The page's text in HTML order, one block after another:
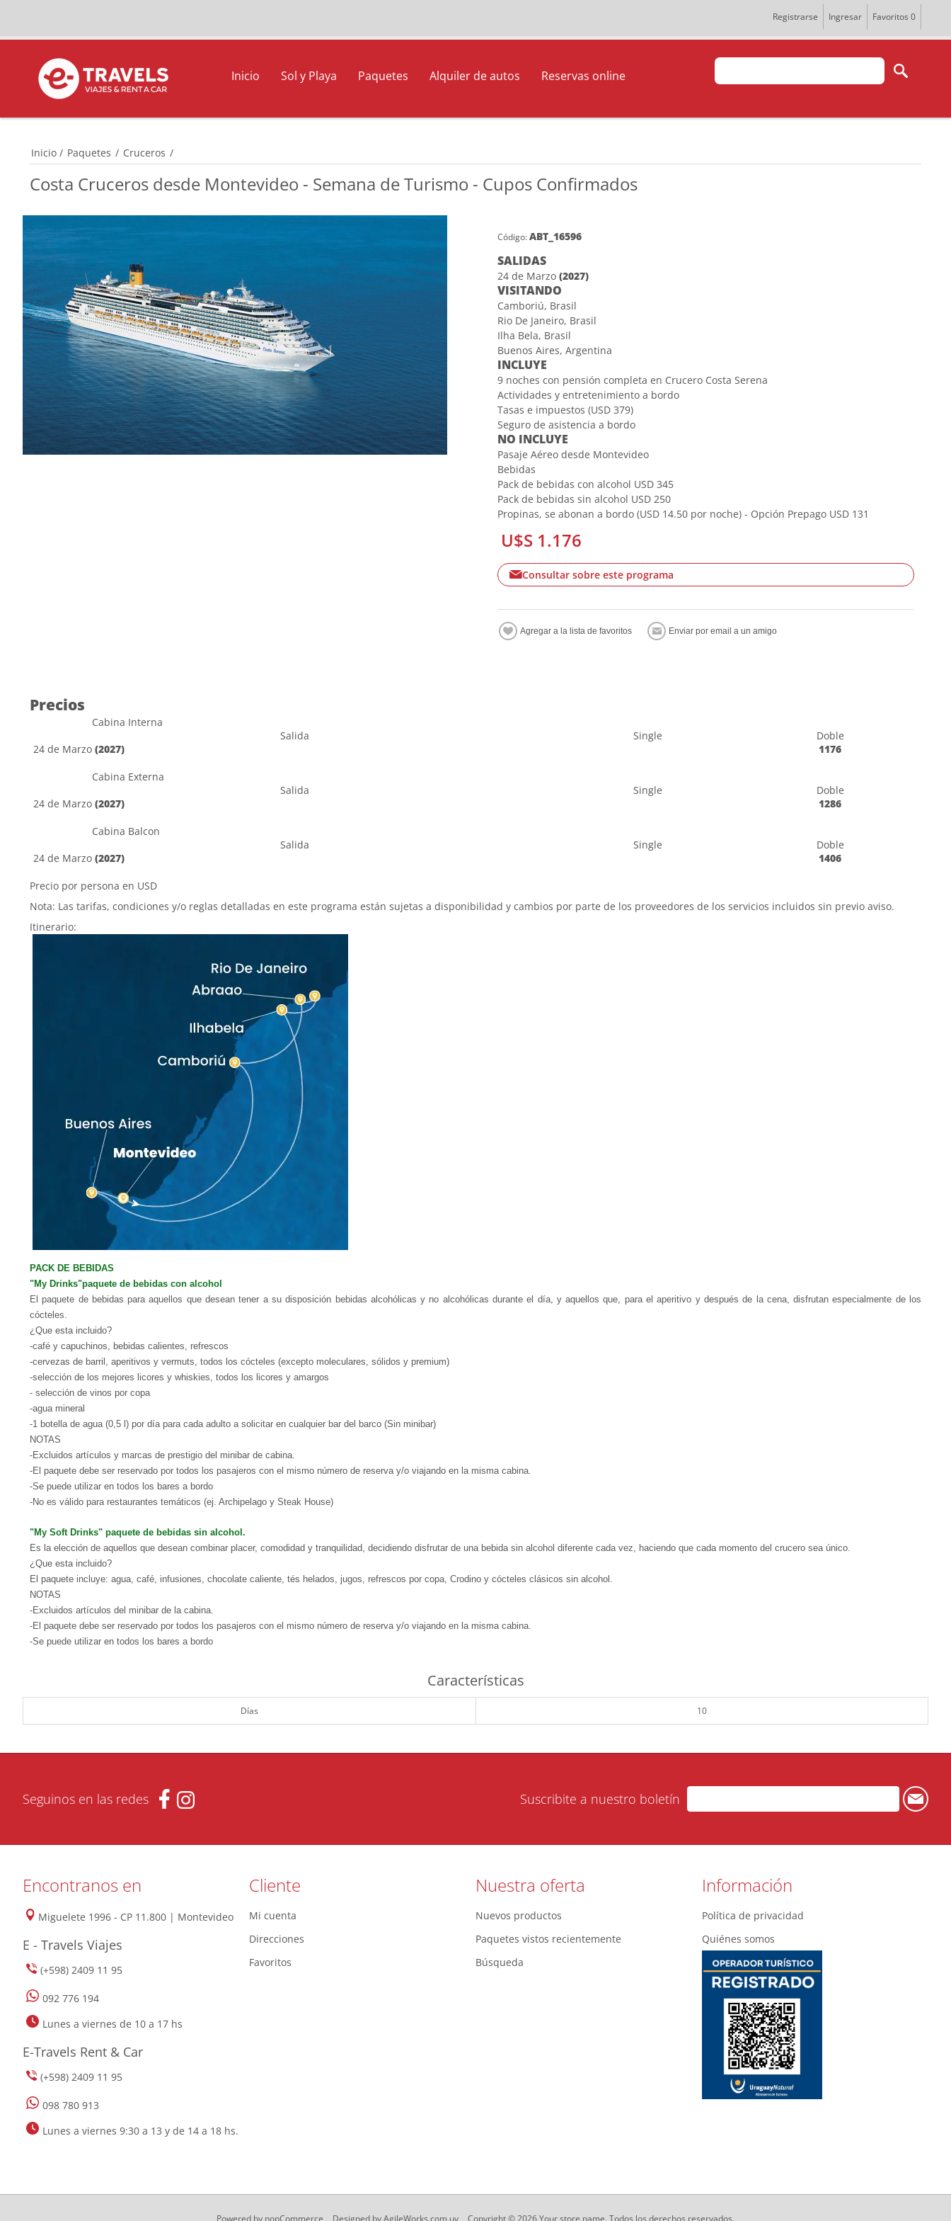
Registrarse Ingresar Favoritos 0
Inicio Sol y Playa Paquetes Alquiler de autos Reservas online
Inicio / Paquetes / Cruceros /
Costa Cruceros desde Montevideo - Semana de Turismo - Cupos Confirmados
Código:ABT_16596
SALIDAS
24 de Marzo(2027)
VISITANDO
Camboriú, Brasil
Rio De Janeiro, Brasil
Ilha Bela, Brasil
Buenos Aires, Argentina
INCLUYE
9 noches con pensión completa en Crucero Costa Serena
Actividades y entretenimiento a bordo
Tasas e impuestos (USD 379)
Seguro de asistencia a bordo
NO INCLUYE
Pasaje Aéreo desde Montevideo
Bebidas
Pack de bebidas con alcohol USD 345
Pack de bebidas sin alcohol USD 250
Propinas, se abonan a bordo (USD 14.50 por noche) - Opción Prepago USD 131
U$S 1.176
Consultar sobre este programa
Precios
Cabina Interna
Salida
Single
Doble
24 de Marzo (2027) 1176
Cabina Externa
Salida
Single
Doble
24 de Marzo (2027) 1286
Cabina Balcon
Salida
Single
Doble
24 de Marzo (2027) 1406
Precio por persona en USD
Nota: Las tarifas, condiciones y/o reglas detalladas en este programa están sujetas a disponibilidad y cambios por parte de los proveedores de los servicios incluidos sin previo aviso.
Itinerario:
PACK DE BEBIDAS
"My Drinks"paquete de bebidas con alcohol
El paquete de bebidas para aquellos que desean tener a su disposición bebidas alcohólicas y no alcohólicas durante el día, y aquellos que, para el aperitivo y después de la cena, disfrutan especialmente de los
cócteles.
¿Que esta incluido?
-café y capuchinos, bebidas calientes, refrescos
-cervezas de barril, aperitivos y vermuts, todos los cócteles (excepto moleculares, sólidos y premium)
-selección de los mejores licores y whiskies, todos los licores y amargos
- selección de vinos por copa
-agua mineral
-1 botella de agua (0,5 l) por día para cada adulto a solicitar en cualquier bar del barco (Sin minibar)
NOTAS
-Excluidos artículos y marcas de prestigio del minibar de cabina.
-El paquete debe ser reservado por todos los pasajeros con el mismo número de reserva y/o viajando en la misma cabina.
-Se puede utilizar en todos los bares a bordo
-No es válido para restaurantes temáticos (ej. Archipelago y Steak House)
"My Soft Drinks" paquete de bebidas sin alcohol.
Es la elección de aquellos que desean combinar placer, comodidad y tranquilidad, decidiendo disfrutar de una bebida sin alcohol diferente cada vez, haciendo que cada momento del crucero sea único.
¿Que esta incluido?
El paquete incluye: agua, café, infusiones, chocolate caliente, tés helados, jugos, refrescos por copa, Crodino y cócteles clásicos sin alcohol.
NOTAS
-Excluidos artículos del minibar de la cabina.
-El paquete debe ser reservado por todos los pasajeros con el mismo número de reserva y/o viajando en la misma cabina.
-Se puede utilizar en todos los bares a bordo
Características
Días 10
Seguinos en las redes Suscribite a nuestro boletín
Encontranos en
Miguelete 1996 - CP 11.800 | Montevideo
E - Travels Viajes
(+598) 2409 11 95
092 776 194
Lunes a viernes de 10 a 17 hs
E-Travels Rent & Car
(+598) 2409 11 95
098 780 913
Lunes a viernes 9:30 a 13 y de 14 a 18 hs.
Cliente
Mi cuenta
Direcciones
Favoritos
Nuestra oferta
Nuevos productos
Paquetes vistos recientemente
Búsqueda
Información
Política de privacidad
Quiénes somos
Powered by nopCommerce Designed byAgileWorks.com.uy Copyright © 2026 Your store name. Todos los derechos reservados.